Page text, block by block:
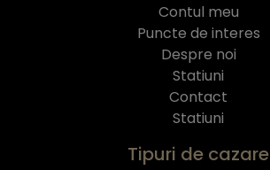
Contul meu
Puncte de interes
Despre noi
Statiuni
Contact
Statiuni
Tipuri de cazare